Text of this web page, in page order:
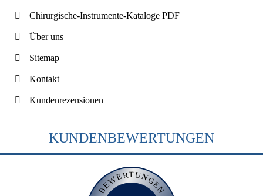
Chirurgische-Instrumente-Kataloge PDF
Über uns
Sitemap
Kontakt
Kundenrezensionen
KUNDENBEWERTUNGEN
BEWERTUNGEN